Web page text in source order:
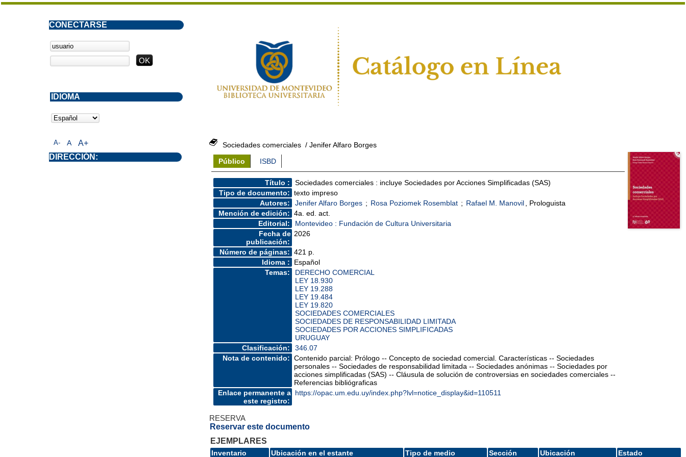
Sociedades comerciales / Jenifer Alfaro Borges
Público
ISBD
Título :
Sociedades comerciales : incluye Sociedades por Acciones Simplificadas (SAS)
Tipo de documento: texto impreso
Autores:
Jenifer Alfaro Borges ; Rosa Poziomek Rosemblat ; Rafael M. Manovil
, Prologuista
Mención de edición: 4a. ed. act.
Editorial:
Montevideo : Fundación de Cultura Universitaria
Fecha de
publicación:
2026
Número de páginas: 421 p.
Idioma :
Español
Temas:
DERECHO COMERCIAL
LEY 18.930
LEY 19.288
LEY 19.484
LEY 19.820
SOCIEDADES COMERCIALES
SOCIEDADES DE RESPONSABILIDAD LIMITADA
SOCIEDADES POR ACCIONES SIMPLIFICADAS
URUGUAY
Clasificación:
346.07
Nota de contenido: Contenido parcial: Prólogo -- Concepto de sociedad comercial. Características -- Sociedades
personales -- Sociedades de responsabilidad limitada -- Sociedades anónimas -- Sociedades por
acciones simplificadas (SAS) -- Cláusula de solución de controversias en sociedades comerciales --
Referencias bibliógraficas
Enlace permanente a
este registro:
https://opac.um.edu.uy/index.php?lvl=notice_display&id=110511
RESERVA
Reservar este documento
EJEMPLARES
Inventario Ubicación en el estante Tipo de medio Sección Ubicación Estado
A- A A+
CONECTARSE
DIRECCIÓN:
IDIOMA